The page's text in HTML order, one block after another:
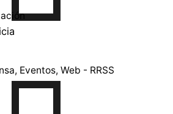
Eventos Web - RRSS